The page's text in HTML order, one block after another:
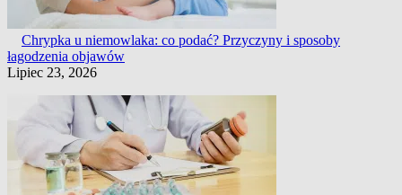
Chrypka u niemowlaka: co podać? Przyczyny i sposoby
łagodzenia objawów
Lipiec 23, 2026